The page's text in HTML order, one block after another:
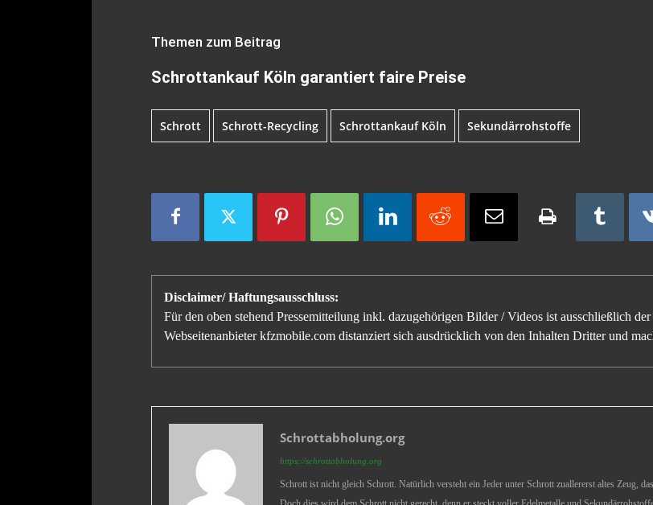
Themen zum Beitrag
Schrottankauf Köln garantiert faire Preise
Schrott Schrott-Recycling Schrottankauf Köln Sekundärrohstoffe
Disclaimer/ Haftungsausschluss:
Für den oben stehend Pressemitteilung inkl. dazugehörigen Bilder / Videos ist ausschließlich
Webseitenanbieter kfzmobile.com distanziert sich ausdrücklich von den Inhalten Dritter und
Schrottabholung.org
https://schrottabholung.org
Schrott ist nicht gleich Schrott. Natürlich versteht ein Jeder unter Schrott zuallererst altes Zeug,